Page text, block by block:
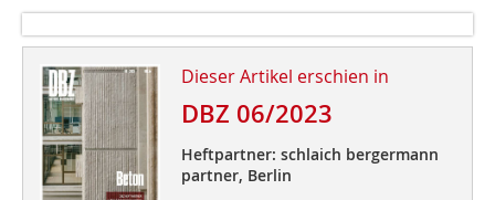
Dieser Artikel erschien in
DBZ 06/2023
Heftpartner: schlaich bergermann
partner, Berlin